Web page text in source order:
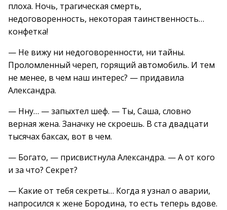
плоха. Ночь, трагическая смерть,
недоговоренность, некоторая таинственность…
конфетка!
— Не вижу ни недоговоренности, ни тайны.
Проломленный череп, горящий автомобиль. И тем
не менее, в чем наш интерес? — придавила
Александра.
— Нну… — запыхтел шеф. — Ты, Саша, словно
верная жена. Заначку не скроешь. В ста двадцати
тысячах баксах, вот в чем.
— Богато, — присвистнула Александра. — А от кого
и за что? Секрет?
— Какие от тебя секреты… Когда я узнал о аварии,
напросился к жене Бородина, то есть теперь вдове.